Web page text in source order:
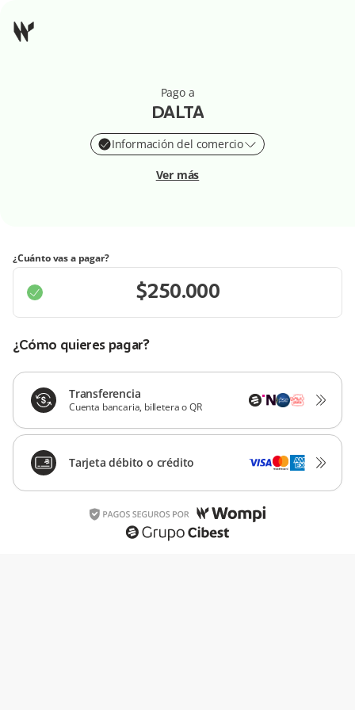
Pago a
DALTA
Información del comercio
Ver más
¿Cuánto vas a pagar?
¿Cómo quieres pagar?
Transferencia
Cuenta bancaria, billetera o QR
Tarjeta débito o crédito